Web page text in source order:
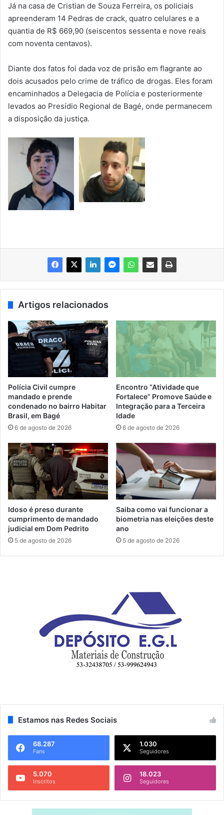
Já na casa de Cristian de Souza Ferreira, os policiais
apreenderam 14 Pedras de crack, quatro celulares e a
quantia de R$ 669,90 (seiscentos sessenta e nove reais
com noventa centavos).
Diante dos fatos foi dada voz de prisão em flagrante ao
dois acusados pelo crime de tráfico de drogas. Eles foram
encaminhados a Delegacia de Polícia e posteriormente
levados ao Presídio Regional de Bagé, onde permanecem
a disposição da justiça.
Artigos relacionados
Polícia Civil cumpre
mandado e prende
condenado no bairro Habitar
Brasil, em Bagé
6 de agosto de 2026
Encontro “Atividade que
Fortalece” Promove Saúde e
Integração para a Terceira
Idade
6 de agosto de 2026
Idoso é preso durante
cumprimento de mandado
judicial em Dom Pedrito
5 de agosto de 2026
Saiba como vai funcionar a
biometria nas eleições deste
ano
5 de agosto de 2026
Estamos nas Redes Sociais
68.287
Fans
1.030
Seguidores
5.070
Inscritos
18.023
Seguidores